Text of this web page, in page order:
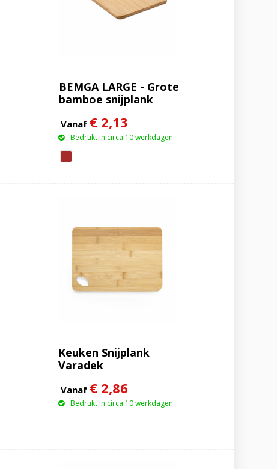
BEMGA LARGE - Grote
bamboe snijplank
Vanaf € 2,13
Bedrukt in circa 10 werkdagen
Keuken Snijplank
Varadek
Vanaf € 2,86
Bedrukt in circa 10 werkdagen